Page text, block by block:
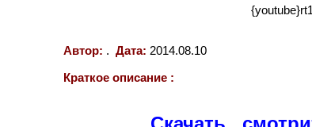
Автор: .Дата: 2014.08.10
Краткое описание :